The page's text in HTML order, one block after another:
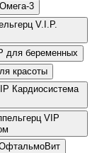
3
V.I.P.
для беременных
красоты
Кардиосистема
VIP